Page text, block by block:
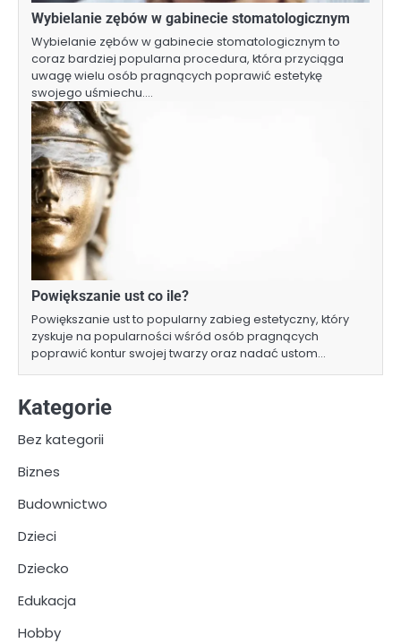
Wybielanie zębów w gabinecie stomatologicznym
Wybielanie zębów w gabinecie stomatologicznym to
coraz bardziej popularna procedura, która przyciąga
uwagę wielu osób pragnących poprawić estetykę
swojego uśmiechu.…
Powiększanie ust co ile?
Powiększanie ust to popularny zabieg estetyczny, który
zyskuje na popularności wśród osób pragnących
poprawić kontur swojej twarzy oraz nadać ustom…
Kategorie
Bez kategorii
Biznes
Budownictwo
Dzieci
Dziecko
Edukacja
Hobby